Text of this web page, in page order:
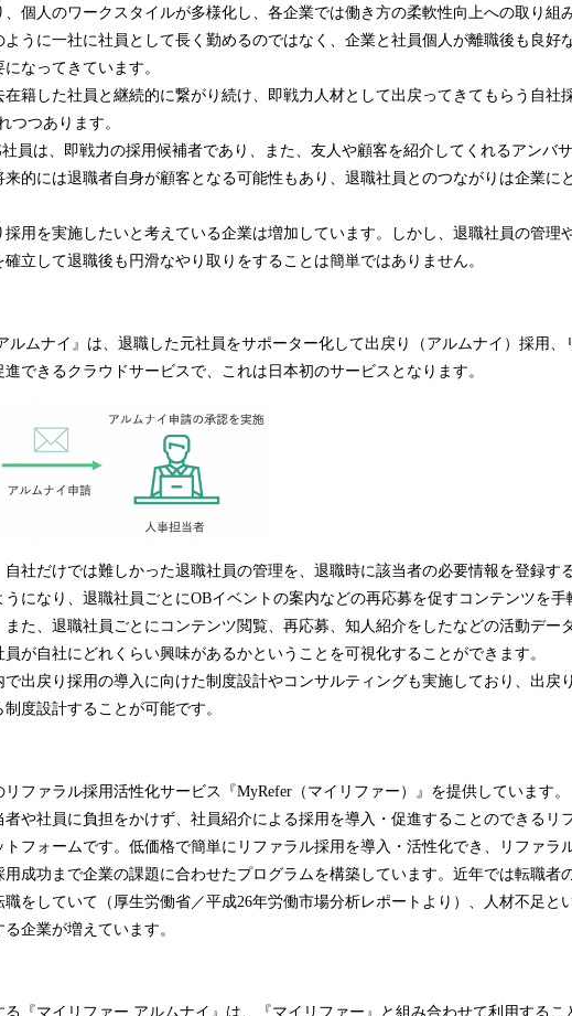
、個人のワークスタイルが多様化し、各企業では働き方の柔軟性向上への取り組
ように一社に社員として長く勤めるのではなく、企業と社員個人が離職後も良好
なってきています。
在籍した社員と継続的に繋がり続け、即戦力人材として出戻ってきてもらう自社
つつあります。
員は、即戦力の採用候補者であり、また、友人や顧客を紹介してくれるアンバ
来的には退職者自身が顧客となる可能性もあり、退職社員とのつながりは企業に
採用を実施したいと考えている企業は増加しています。しかし、退職社員の管理
確立して退職後も円滑なやり取りをすることは簡単ではありません。
ルムナイ』は、退職した元社員をサポーター化して出戻り（アルムナイ）採用、
できるクラウドサービスで、これは日本初のサービスとなります。
自社だけでは難しかった退職社員の管理を、退職時に該当者の必要情報を登録す
になり、退職社員ごとにOBイベントの案内などの再応募を促すコンテンツを手
また、退職社員ごとにコンテンツ閲覧、再応募、知人紹介をしたなどの活動デー
員が自社にどれくらい興味があるかということを可視化することができます。
で出戻り採用の導入に向けた制度設計やコンサルティングも実施しており、出戻
度設計することが可能です。
リファラル採用活性化サービス『MyRefer（マイリファー）』を提供しています
者や社員に負担をかけず、社員紹介による採用を導入・促進することのできるリ
トフォームです。低価格で簡単にリファラル採用を導入・活性化でき、リファラ
成功まで企業の課題に合わせたプログラムを構築しています。近年では転職者
をしていて（厚生労働省／平成26年労働市場分析レポートより）、人材不足と
企業が増えています。
る『マイリファー アルムナイ』は、『マイリファー』と組み合わせて利用するこ